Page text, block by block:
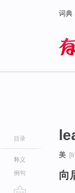
词典
目录
释义
例句
美
向